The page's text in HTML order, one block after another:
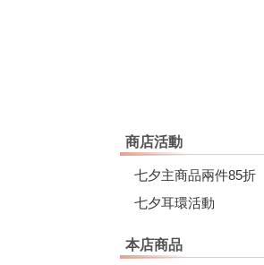
商店活動
七夕主商品兩件85折
七夕耳環活動
本店商品